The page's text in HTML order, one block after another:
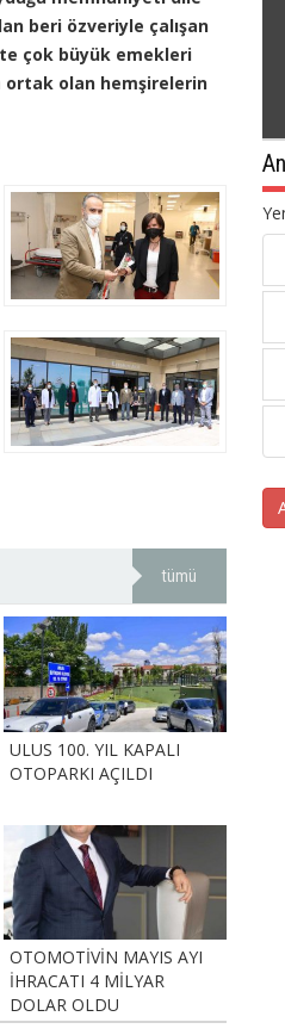
beri özveriyle çalışan
çok büyük emekleri
ortak olan hemşirelerin
tümü
ULUS 100. YIL KAPALI
OTOPARKI AÇILDI
OTOMOTİVİN MAYIS AYI
İHRACATI 4 MİLYAR
DOLAR OLDU